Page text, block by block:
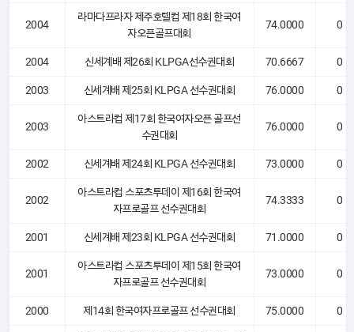
2004
라마다프라자 제주호텔컵 제18회 한국여
자오픈골프대회
74.0000 0
2004 신세계배 제26회 KLPGA선수권대회 70.6667 0
2003 신세계배 제25회 KLPGA 선수권대회 76.0000 0
2003
아스트라컵 제17회 한국여자오픈 골프선
수권대회
76.0000 0
2002 신세계배 제24회 KLPGA 선수권대회 73.0000 0
2002
아스트라컵 스포츠투데이 제16회 한국여
자프로골프 선수권대회
74.3333 0
2001 신세계배 제23회 KLPGA 선수권대회 71.0000 0
2001
아스트라컵 스포츠투데이 제15회 한국여
자프로골프 선수권대회
73.0000 0
2000 제14회 한국여자프로골프 선수권대회 75.0000 0